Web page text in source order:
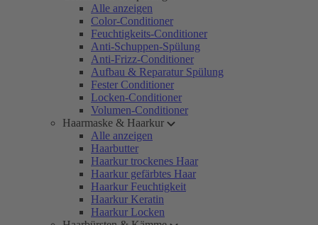
Alle anzeigen
Color-Conditioner
Feuchtigkeits-Conditioner
Anti-Schuppen-Spülung
Anti-Frizz-Conditioner
Aufbau & Reparatur Spülung
Fester Conditioner
Locken-Conditioner
Volumen-Conditioner
Haarmaske & Haarkur
Alle anzeigen
Haarbutter
Haarkur trockenes Haar
Haarkur gefärbtes Haar
Haarkur Feuchtigkeit
Haarkur Keratin
Haarkur Locken